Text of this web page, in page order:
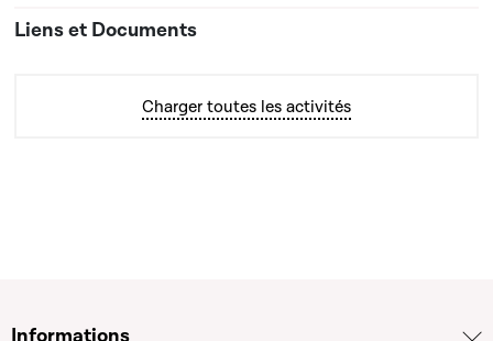
Charger toutes les activités